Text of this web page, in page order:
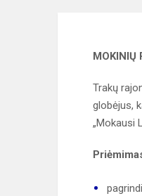
Trakų
globėjus,
„Mokausi